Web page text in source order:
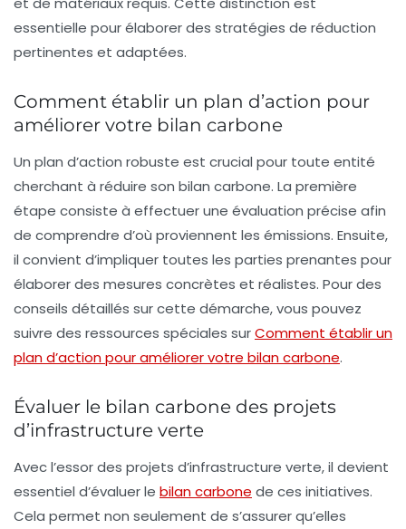
essentielle pour élaborer des stratégies de réduction
pertinentes et adaptées.
Comment établir un plan d’action pour
améliorer votre bilan carbone
Un plan d’action robuste est crucial pour toute entité
cherchant à réduire son bilan carbone. La première
étape consiste à effectuer une évaluation précise afin
de comprendre d’où proviennent les émissions. Ensuite,
il convient d’impliquer toutes les parties prenantes pour
élaborer des mesures concrètes et réalistes. Pour des
conseils détaillés sur cette démarche, vous pouvez
suivre des ressources spéciales surComment établir un
plan d’action pour améliorer votre bilan carbone.
Évaluer le bilan carbone des projets
d’infrastructure verte
Avec l’essor des projets d’infrastructure verte, il devient
essentiel d’évaluer le bilan carbone de ces initiatives.
Cela permet non seulement de s’assurer qu’elles